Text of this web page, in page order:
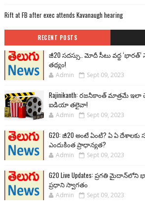
Rift at FB after exec attends Kavanaugh hearing
RECENT POSTS
జీ20 సదస్సు.. మోదీ సీటు వద్ద
తథ్యం!
Admin Sept 09, 2023
Rajinikanth: రజనీకాంత్ మాత్రమే
ఐడియా తలైవా!
Admin Sept 09, 2023
G20: జీ20 అంటే ఏంటి? ఏ ఏ దేశాలకు
ఎందుకింత ప్రాధాన్యత?
Admin Sept 09, 2023
G20 Live Updates: ప్రగతి
ప్రధాని స్వాగతం
Admin Sept 09, 2023